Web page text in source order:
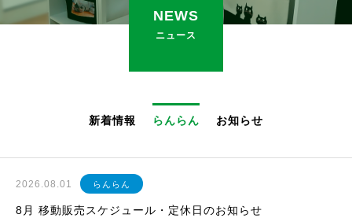
NEWS
ニュース
新着情報 らんらん お知らせ
2026.08.01 らんらん
8月 移動販売スケジュール・定休日のお知らせ